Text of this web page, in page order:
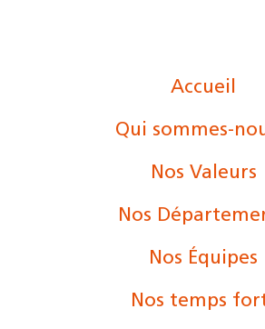
Accueil
Qui sommes-
Nos Valeurs
Nos
Nos Équipes
Nos temps